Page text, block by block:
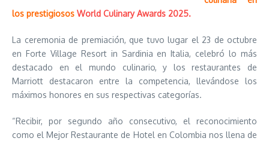
los prestigiosos World Culinary Awards 2025.
La ceremonia de premiación, que tuvo lugar el 23 de octubre
en Forte Village Resort in Sardinia en Italia, celebró lo más
destacado en el mundo culinario, y los restaurantes de
Marriott destacaron entre la competencia, llevándose los
máximos honores en sus respectivas categorías.
“Recibir, por segundo año consecutivo, el reconocimiento
como el Mejor Restaurante de Hotel en Colombia nos llena de